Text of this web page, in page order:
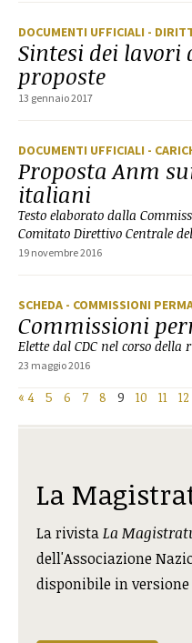
DOCUMENTI UFFICIALI -
Sintesi dei lavori
proposte
13 gennaio 2017
DOCUMENTI UFFICIALI -
Proposta Anm
italiani
Testo elaborato dalla
Comitato Direttivo Centrale
19 novembre 2016
SCHEDA - COMMISSIONI
Commissioni
Elette dal CDC nel corso della
23 maggio 2016
« 4 5 6 7 8 9 10 11 12
La
La rivistaLa
dell'Associazione
disponibile in